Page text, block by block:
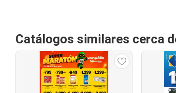
Catálogos similares cerca